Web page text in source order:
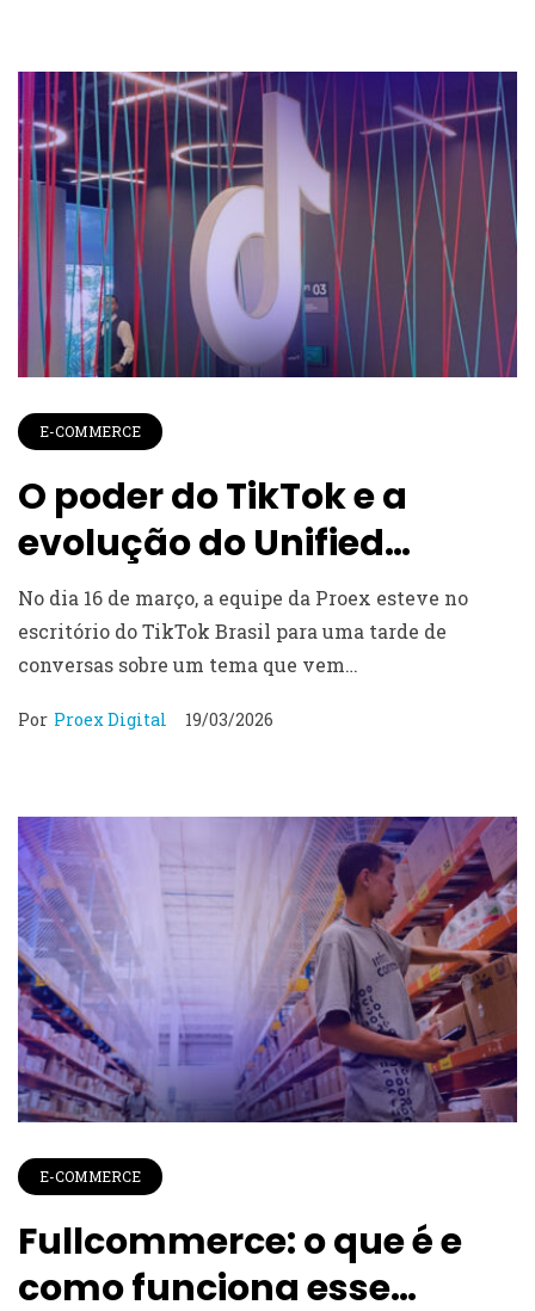
E-COMMERCE
O poder do TikTok e a
evolução do Unified
Commerce
No dia 16 de março, a equipe da Proex esteve no
escritório do TikTok Brasil para uma tarde de
conversas sobre um tema que vem…
Por Proex Digital 19/03/2026
E-COMMERCE
Fullcommerce: o que é e
como funciona esse